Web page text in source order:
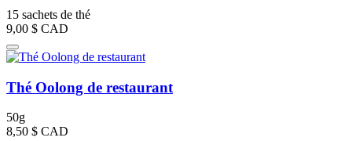
15 sachets de thé
9,00 $ CAD
Thé Oolong de restaurant
50g
8,50 $ CAD